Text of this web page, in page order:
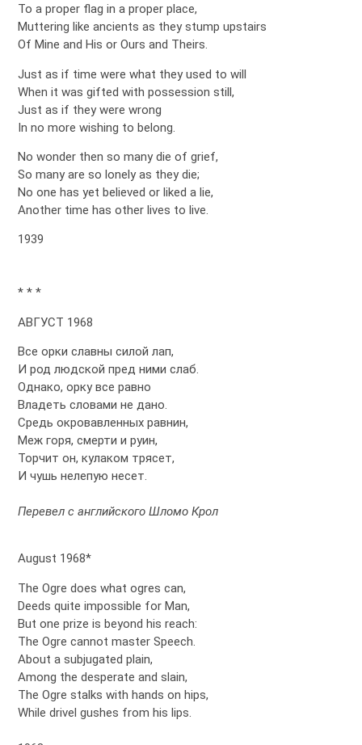
To a proper flag in a proper place,
Muttering like ancients as they stump upstairs
Of Mine and His or Ours and Theirs.
Just as if time were what they used to will
When it was gifted with possession still,
Just as if they were wrong
In no more wishing to belong.
No wonder then so many die of grief,
So many are so lonely as they die;
No one has yet believed or liked a lie,
Another time has other lives to live.
1939
* * *
АВГУСТ 1968
Все орки славны силой лап,
И род людской пред ними слаб.
Однако, орку все равно
Владеть словами не дано.
Средь окровавленных равнин,
Меж горя, смерти и руин,
Торчит он, кулаком трясет,
И чушь нелепую несет.
Перевел с английского Шломо Крол
August 1968*
The Ogre does what ogres can,
Deeds quite impossible for Man,
But one prize is beyond his reach:
The Ogre cannot master Speech.
About a subjugated plain,
Among the desperate and slain,
The Ogre stalks with hands on hips,
While drivel gushes from his lips.